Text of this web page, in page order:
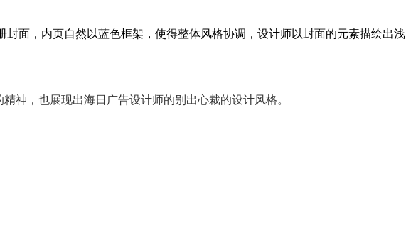
面，内页自然以蓝色框架，使得整体风格协调，设计师以封面的元素描绘出浅
神，也展现出海日广告设计师的别出心裁的设计风格。